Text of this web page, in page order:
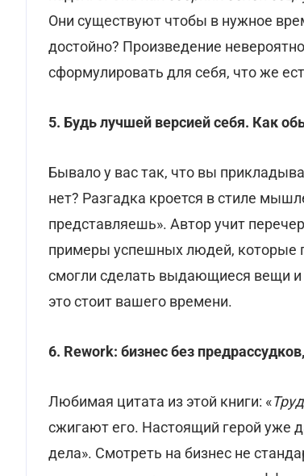
Они существуют чтобы в нужное
достойно? Произведение
сформулировать для себя, что же
5. Будь лучшей версией себя. Как
Бывало у вас так, что вы
нет? Разгадка кроется в стиле
представляешь». Автор учит
примеры успешных людей, которые
смогли сделать выдающиеся вещи и
это стоит вашего времени.
6. Rework: бизнес без
Любимая цитата из этой книги: «
сжигают его. Настоящий герой уже
дела». Смотреть на бизнес не